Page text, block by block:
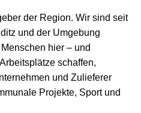
der Region. Wir sind seit
und der Umgebung
hier – und
schaffen,
und Zulieferer
Projekte, Sport und